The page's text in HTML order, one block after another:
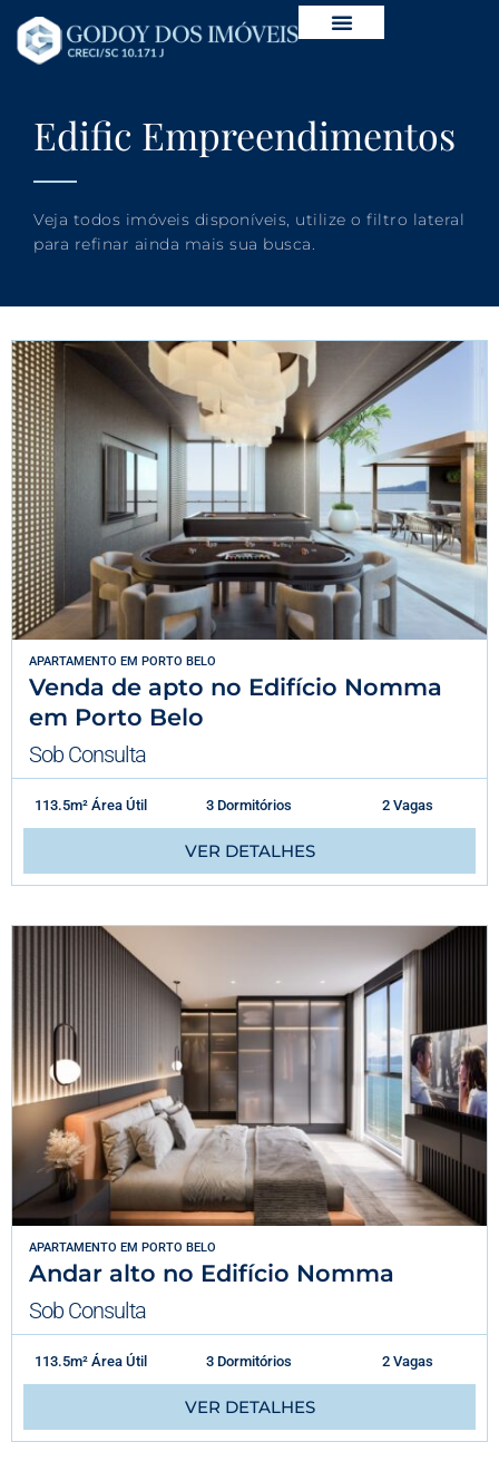
Edific Empreendimentos
Veja todos imóveis disponíveis, utilize o filtro lateral
para refinar ainda mais sua busca.
APARTAMENTO EM PORTO BELO
Venda de apto no Edifício Nomma
em Porto Belo
Sob Consulta
113.5m² Área Útil 3 Dormitórios 2 Vagas
VER DETALHES
APARTAMENTO EM PORTO BELO
Andar alto no Edifício Nomma
Sob Consulta
113.5m² Área Útil 3 Dormitórios 2 Vagas
VER DETALHES